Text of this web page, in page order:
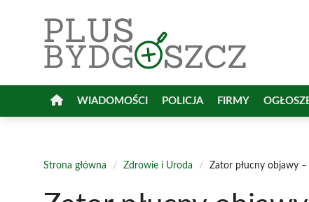
WIADOMOŚCI POLICJA FIRMY
Strona główna / Zdrowie i Uroda / Zator płucny objawy